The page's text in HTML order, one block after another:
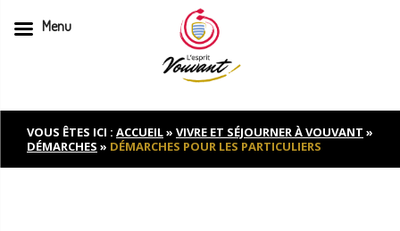
to
contentVOUS ÊTES ICI : ACCUEIL» VIVRE ET SÉJOURNER À VOUVANT »
DÉMARCHES » DÉMARCHES POUR LES PARTICULIERS
Menu